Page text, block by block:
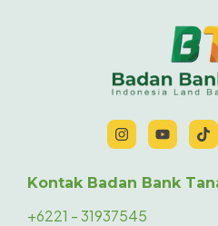
Kontak Badan Bank
+6221 - 31937545